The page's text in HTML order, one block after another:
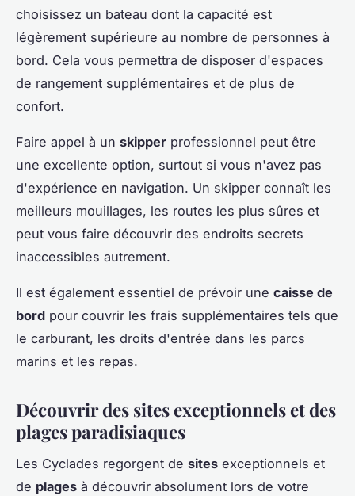
choisissez un bateau dont la capacité est
légèrement supérieure au nombre de personnes à
bord. Cela vous permettra de disposer d'espaces
de rangement supplémentaires et de plus de
confort.
Faire appel à un skipper professionnel peut être
une excellente option, surtout si vous n'avez pas
d'expérience en navigation. Un skipper connaît les
meilleurs mouillages, les routes les plus sûres et
peut vous faire découvrir des endroits secrets
inaccessibles autrement.
Il est également essentiel de prévoir une caisse de
bord pour couvrir les frais supplémentaires tels que
le carburant, les droits d'entrée dans les parcs
marins et les repas.
Découvrir des sites exceptionnels et des
plages paradisiaques
Les Cyclades regorgent de sites exceptionnels et
de plages à découvrir absolument lors de votre